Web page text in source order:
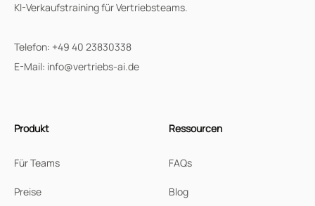
KI-Verkaufstraining für Vertriebsteams.
Telefon: +49 40 23830338
E-Mail: info@vertriebs-ai.de
Produkt
Für Teams
Preise
Ressourcen
FAQs
Blog